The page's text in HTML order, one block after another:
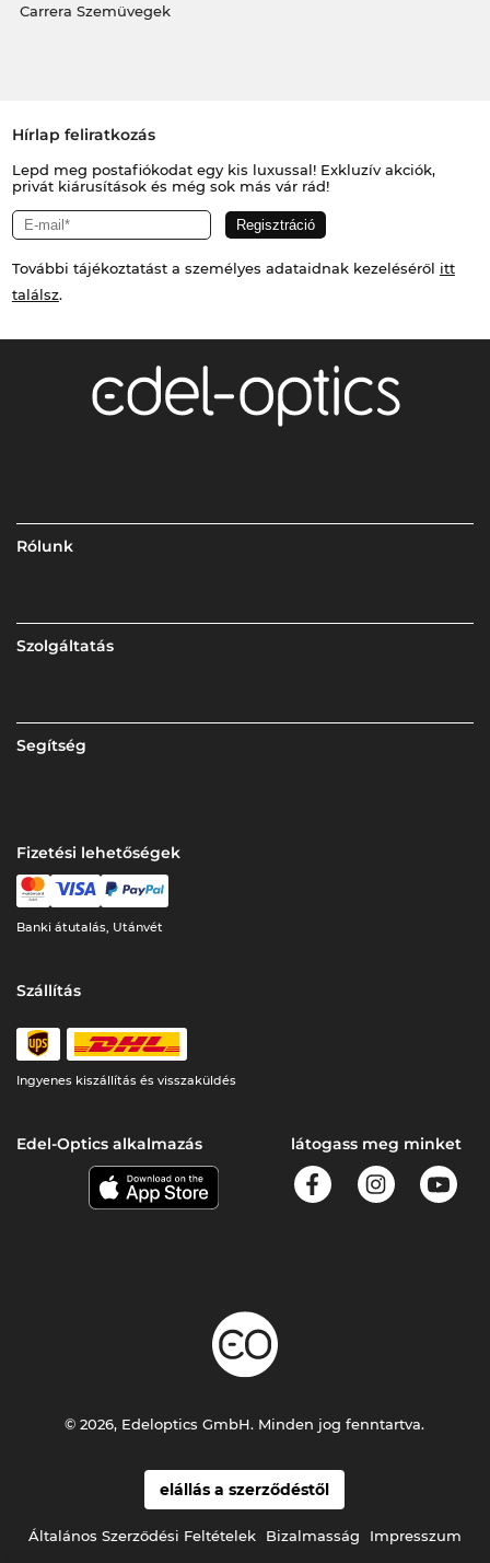
Carrera Szemüvegek
Hírlap feliratkozás
Lepd meg postafiókodat egy kis luxussal! Exkluzív akciók,
privát kiárusítások és még sok más vár rád!
További tájékoztatást a személyes adataidnak kezeléséről itt
találsz.
Rólunk
Szolgáltatás
Segítség
Fizetési lehetőségek
Banki átutalás, Utánvét
Szállítás
Ingyenes kiszállítás és visszaküldés
Edel-Optics alkalmazás látogass meg minket
elállás a szerződéstől
Általános Szerződési Feltételek Bizalmasság Impresszum
© 2026, Edeloptics GmbH. Minden jog fenntartva.